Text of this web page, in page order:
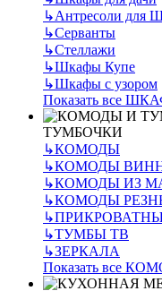
↳Антресоли для
↳Серванты
↳Стеллажи
↳Шкафы Купе
↳Шкафы с узором
Показать все
ТУМБОЧКИ
↳КОМОДЫ
↳КОМОДЫ
↳КОМОДЫ ИЗ
↳КОМОДЫ
↳
↳ТУМБЫ ТВ
↳ЗЕРКАЛА
Показать все